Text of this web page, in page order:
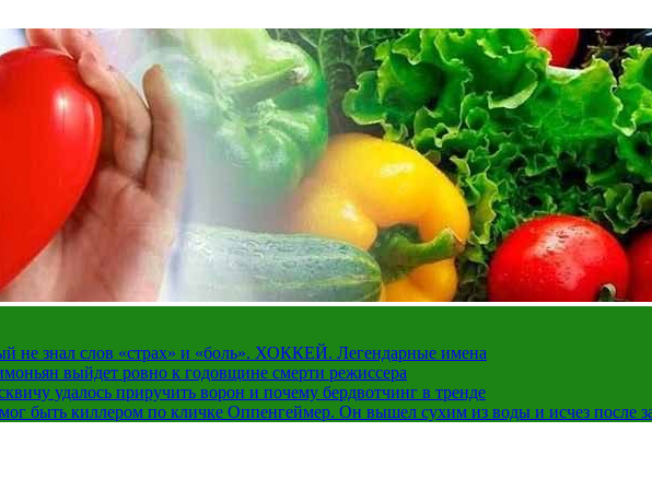
не знал слов «страх» и «боль». ХОККЕЙ. Легендарные имена
выйдет ровно к годовщине смерти режиссера
удалось приручить ворон и почему бердвотчинг в тренде
быть киллером по кличке Оппенгеймер. Он вышел сухим из воды и исчез после